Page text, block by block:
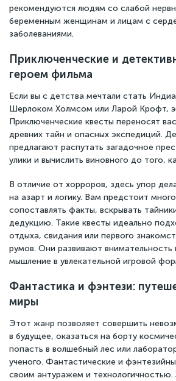
рекомендуются людям со слабой
беременным женщинам и лицам с
заболеваниями.
Приключенческие и
героем фильма
Если вы с детства мечтали стать
Шерлоком Холмсом или Ларой Крофт,
Приключенческие квесты переносят
древних тайн и опасных экспедиций.
предлагают распутать загадочное
улики и вычислить виновного до того,
В отличие от хорроров, здесь упор
на азарт и логику. Вам предстоит
сопоставлять факты, вскрывать
дедукцию. Такие квесты идеально
отдыха, свидания или первого
румов. Они развивают внимательность
мышление в увлекательной игровой
Фантастика и фэнтези:
миры
Этот жанр позволяет совершить
в будущее, оказаться на борту
попасть в волшебный лес или
ученого. Фантастические и
своим антуражем и технологичностью.